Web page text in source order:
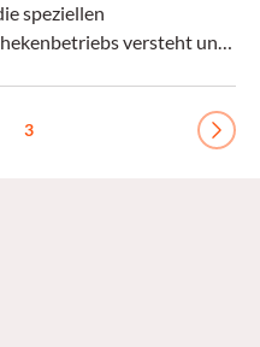
speziellen
versteht und
-betriebswirtschaft.
3 Next